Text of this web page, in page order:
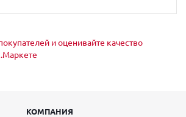
КОМПАНИЯ